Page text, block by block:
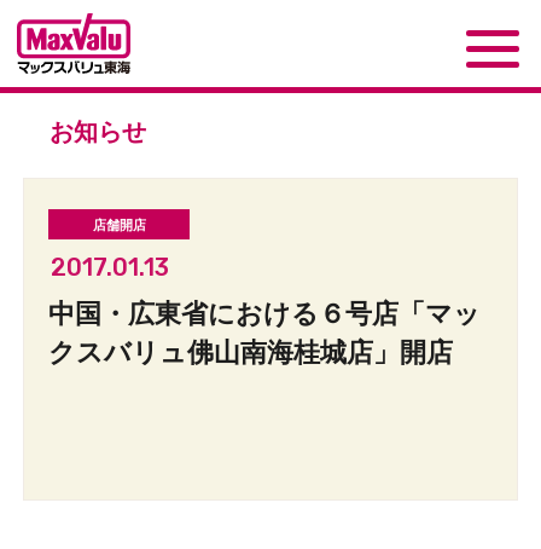
お知らせ
2017.01.13
中国・広東省における６号店「マッ
クスバリュ佛山南海桂城店」開店